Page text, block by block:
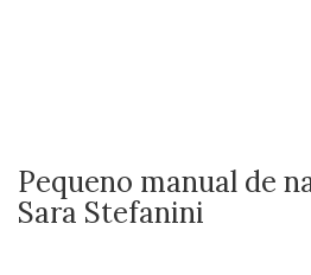
Pequeno manual de
Sara Stefanini